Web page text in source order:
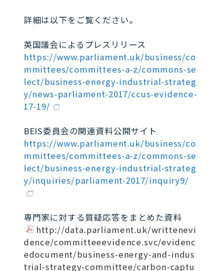
詳細は以下をご覧ください。
英国議会によるプレスリリース
https://www.parliament.uk/business/co
mmittees/committees-a-z/commons-se
lect/business-energy-industrial-strateg
y/news-parliament-2017/ccus-evidence-
17-19/
BEIS委員会の関連資料公開サイト
https://www.parliament.uk/business/co
mmittees/committees-a-z/commons-se
lect/business-energy-industrial-strateg
y/inquiries/parliament-2017/inquiry9/
専門家に対する質疑応答をまとめた資料
http://data.parliament.uk/writtenevi
dence/committeeevidence.svc/evidenc
edocument/business-energy-and-indus
trial-strategy-committee/carbon-captu